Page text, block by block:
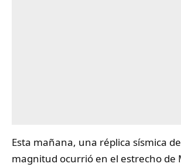
Esta mañana, una réplica sísmica
magnitud ocurrió en el estrecho de